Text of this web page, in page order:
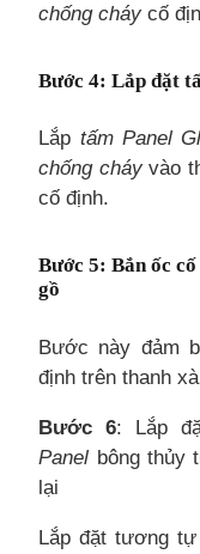
chống cháy cố
Bước 4: Lắp đặt
Lắp tấm Panel
chống cháyvào
cố định.
Bước 5: Bắn ốc
gồ
Bước này đảm
định trên thanh
Bước 6: Lắp
Panel bông thủy
lại
Lắp đặt tương